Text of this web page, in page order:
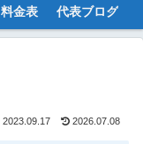
料金表 代表ブログ
2023.09.17 2026.07.08